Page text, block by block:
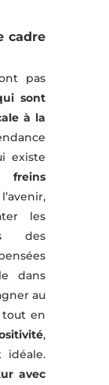
cadre
pas
sont
à la
existe
freins
les
des
dans
au
tout en
,
idéale.
avec